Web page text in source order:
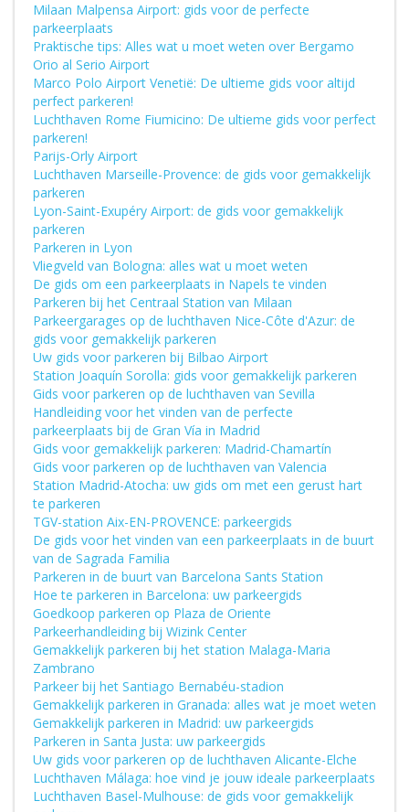
Milaan Malpensa Airport: gids voor de perfecte
parkeerplaats
Praktische tips: Alles wat u moet weten over Bergamo
Orio al Serio Airport
Marco Polo Airport Venetië: De ultieme gids voor altijd
perfect parkeren!
Luchthaven Rome Fiumicino: De ultieme gids voor perfect
parkeren!
Parijs-Orly Airport
Luchthaven Marseille-Provence: de gids voor gemakkelijk
parkeren
Lyon-Saint-Exupéry Airport: de gids voor gemakkelijk
parkeren
Parkeren in Lyon
Vliegveld van Bologna: alles wat u moet weten
De gids om een parkeerplaats in Napels te vinden
Parkeren bij het Centraal Station van Milaan
Parkeergarages op de luchthaven Nice-Côte d'Azur: de
gids voor gemakkelijk parkeren
Uw gids voor parkeren bij Bilbao Airport
Station Joaquín Sorolla: gids voor gemakkelijk parkeren
Gids voor parkeren op de luchthaven van Sevilla
Handleiding voor het vinden van de perfecte
parkeerplaats bij de Gran Vía in Madrid
Gids voor gemakkelijk parkeren: Madrid-Chamartín
Gids voor parkeren op de luchthaven van Valencia
Station Madrid-Atocha: uw gids om met een gerust hart
te parkeren
TGV-station Aix-EN-PROVENCE: parkeergids
De gids voor het vinden van een parkeerplaats in de buurt
van de Sagrada Familia
Parkeren in de buurt van Barcelona Sants Station
Hoe te parkeren in Barcelona: uw parkeergids
Goedkoop parkeren op Plaza de Oriente
Parkeerhandleiding bij Wizink Center
Gemakkelijk parkeren bij het station Malaga-Maria
Zambrano
Parkeer bij het Santiago Bernabéu-stadion
Gemakkelijk parkeren in Granada: alles wat je moet weten
Gemakkelijk parkeren in Madrid: uw parkeergids
Parkeren in Santa Justa: uw parkeergids
Uw gids voor parkeren op de luchthaven Alicante-Elche
Luchthaven Málaga: hoe vind je jouw ideale parkeerplaats
Luchthaven Basel-Mulhouse: de gids voor gemakkelijk